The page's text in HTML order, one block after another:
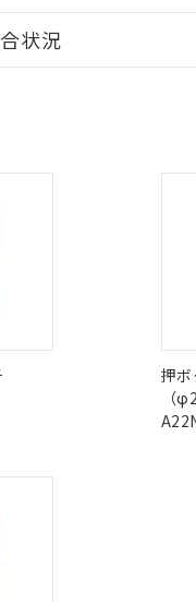
事項・凡例
事項・凡例
Cd
含有の記載がされた商品
な際は、弊社営業部門も
状況
BV
（
船
押
（